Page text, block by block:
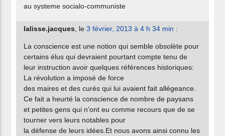
au systeme socialo-communiste
lalisse.jacques , le3 février, 2013 à 4 h 34 min :
La conscience est une notion qui semble obsolète pour
certains élus qui devraient pourtant compte tenu de
leur instruction avoir quelques références historiques:
La révolution a imposé de force
des maires et des curés qui lui avaient fait allégeance.
Ce fait a heurté la conscience de nombre de paysans
et petites gens qui n’ont eu comme recours que de se
tourner vers leurs notables pour
la défense de leurs idées.Et nous avons ainsi connu les